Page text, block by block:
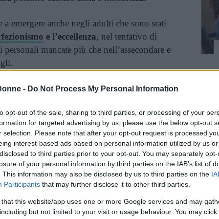
- Do Not Process My Personal Information
opt-out of the sale, sharing to third parties, or processing of your
for targeted advertising by us, please use the below opt-out
selection. Please note that after your opt-out request is processed
interest-based ads based on personal information utilized by us
to third parties prior to your opt-out. You may separately
of your personal information by third parties on the IAB’s list of
This information may also be disclosed by us to third parties on the
Participants that may further disclose it to other third parties.
that this website/app uses one or more Google services and may
but not limited to your visit or usage behaviour. You may
a emergere anche negli adulti che sono stati
e l’eccellenza, nel tentativo di
mancate più che nell’assecondare e
di un individuo è anche il legame di
adeguatamente ai bisogni del bambino, 0
per solitudine e isolamento.
a leggere dopo la pubblicità
o egocentrico possono crescere
duraturi a causa di ansie e timori, senza